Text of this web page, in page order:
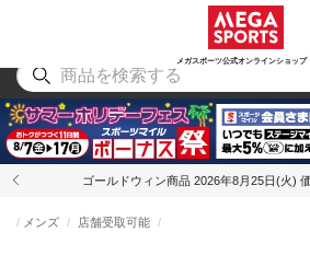
メガスポーツ公式オンラインショップ
アウトドア
ゴールドウィン商品 2026年8月25日(火)
メンズ 店舗受取可能